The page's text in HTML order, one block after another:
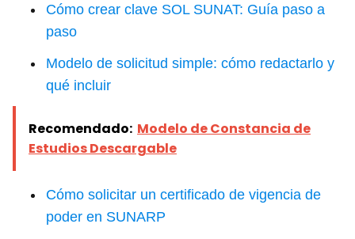
Cómo crear clave SOL SUNAT: Guía paso a
paso
Modelo de solicitud simple: cómo redactarlo y
qué incluir
Recomendado: Modelo de Constancia de
Estudios Descargable
Cómo solicitar un certificado de vigencia de
poder en SUNARP